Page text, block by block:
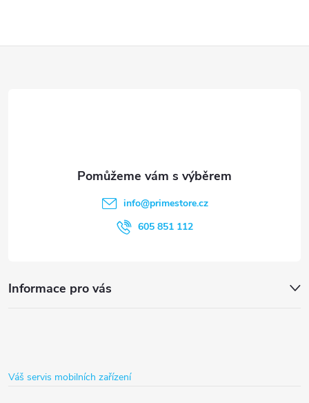
Informace pro vás
info@primestore.cz
605 851 112
Váš servis mobilních zařízení